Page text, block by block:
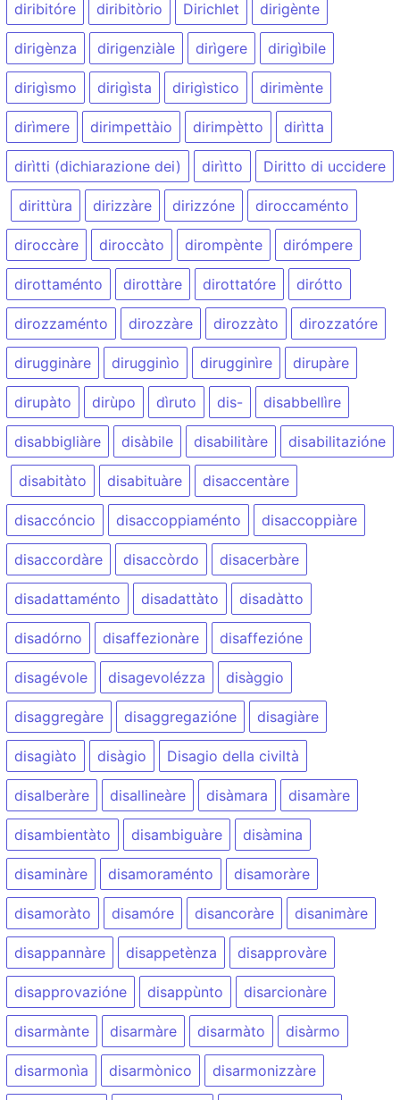
diribitóre diribitòrio Dirichlet dirigènte
dirigènza dirigenziàle dirìgere dirigìbile
dirigìsmo dirigìsta dirigìstico dirimènte
dirìmere dirimpettàio dirimpètto dirìtta
dirìtti (dichiarazione dei) dirìtto Diritto di uccidere
dirittùra dirizzàre dirizzóne diroccaménto
diroccàre diroccàto dirompènte dirómpere
dirottaménto dirottàre dirottatóre dirótto
dirozzaménto dirozzàre dirozzàto dirozzatóre
dirugginàre dirugginìo dirugginìre dirupàre
dirupàto dirùpo dìruto dis- disabbellìre
disabbigliàre disàbile disabilitàre disabilitazióne
disabitàto disabituàre disaccentàre
disaccóncio disaccoppiaménto disaccoppiàre
disaccordàre disaccòrdo disacerbàre
disadattaménto disadattàto disadàtto
disadórno disaffezionàre disaffezióne
disagévole disagevolézza disàggio
disaggregàre disaggregazióne disagiàre
disagiàto disàgio Disagio della civiltà
disalberàre disallineàre disàmara disamàre
disambientàto disambiguàre disàmina
disaminàre disamoraménto disamoràre
disamoràto disamóre disancoràre disanimàre
disappannàre disappetènza disapprovàre
disapprovazióne disappùnto disarcionàre
disarmànte disarmàre disarmàto disàrmo
disarmonìa disarmònico disarmonizzàre